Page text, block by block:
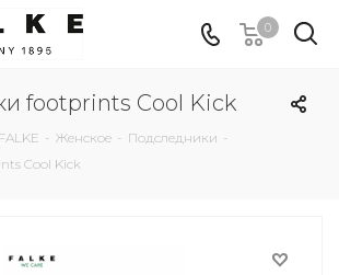
0
footprints Cool Kick
FALKE - Женское - Подследники -
Cool Kick